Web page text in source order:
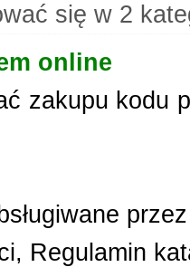
się w 2
online
zakupu kodu
, Regulamin